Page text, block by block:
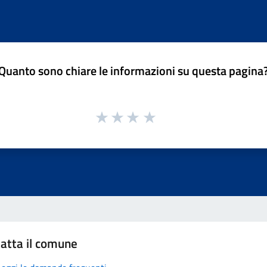
sono chiare le informazioni su questa
il comune